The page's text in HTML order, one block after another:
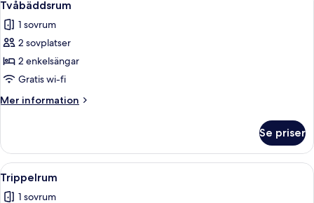
dubbelsäng
alla
foton
för
Tvåbäddsrum
Tvåbäddsrum
1 sovrum
2 sovplatser
2 enkelsängar
Gratis wi-fi
Mer information
Mer
Se priser
Öppna
alla
Ett hotellrum med två sängar, en
7
Trippelrum
1 sovrum